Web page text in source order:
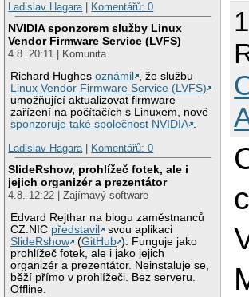
Ladislav Hagara| Komentářů: 0
NVIDIA sponzorem služby Linux
Vendor Firmware Service (LVFS)
4.8. 20:11 | Komunita
Richard Hughesoznámil
, že službu
Linux Vendor Firmware Service (LVFS)
umožňující aktualizovat firmware
zařízení na počítačích s Linuxem, nově
sponzoruje také společnost NVIDIA .
Ladislav Hagara| Komentářů: 0
SlideRshow, prohlížeč fotek, ale i
jejich organizér a prezentátor
4.8. 12:22 | Zajímavý software
Edvard Rejthar na blogu zaměstnanců
CZ.NIC představil
svou aplikaci
SlideRshow
(GitHub ). Funguje jako
prohlížeč fotek, ale i jako jejich
organizér a prezentátor. Neinstaluje se,
běží přímo v prohlížeči. Bez serveru.
Offline.